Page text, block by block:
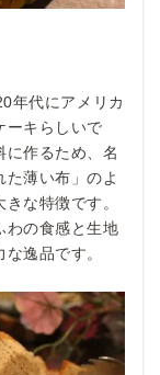
年代にアメリカ
ーキらしいで
に作るため、名
薄い布」のよ
な特徴です。
わの食感と生地
逸品です。